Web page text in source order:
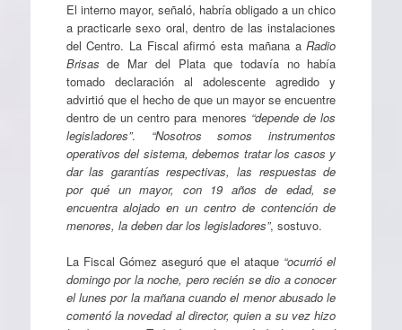
El interno mayor, señaló, habría obligado a un chico
a practicarle sexo oral, dentro de las instalaciones
del Centro. La Fiscal afirmó esta mañana aRadio
Brisas de Mar del Plata que todavía no había
tomado declaración al adolescente agredido y
advirtió que el hecho de que un mayor se encuentre
dentro de un centro para menores “depende de los
legisladores”. “Nosotros somos instrumentos
operativos del sistema, debemos tratar los casos y
dar las garantías respectivas, las respuestas de
por qué un mayor, con 19 años de edad, se
encuentra alojado en un centro de contención de
menores, la deben dar los legisladores”, sostuvo.
La Fiscal Gómez aseguró que el ataque “ocurrió el
domingo por la noche, pero recién se dio a conocer
el lunes por la mañana cuando el menor abusado le
comentó la novedad al director, quien a su vez hizo